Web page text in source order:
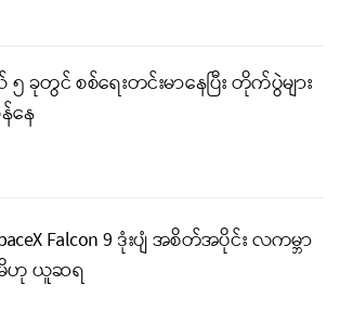
ခုတွင် စစ်ရေးတင်းမာနေပြီး တိုက်ပွဲများ
နေ
Falcon 9 ဒုံးပျံ အစိတ်အပိုင်း လကမ္ဘာ
မိဟု ယူဆရ